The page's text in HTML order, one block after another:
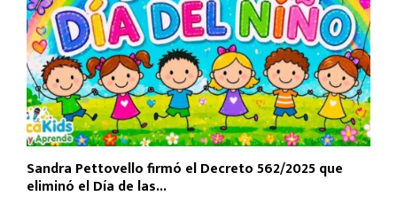
Sandra Pettovello firmó el Decreto 562/2025 que
eliminó el Día de las...